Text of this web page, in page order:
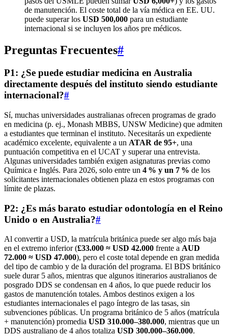
de manutención. El coste total de la vía médica en EE. UU.
puede superar los USD 500,000 para un estudiante
internacional si se incluyen los años pre médicos.
Preguntas Frecuentes#
P1: ¿Se puede estudiar medicina en Australia
directamente después del instituto siendo estudiante
internacional?#
Sí, muchas universidades australianas ofrecen programas de grado
en medicina (p. ej., Monash MBBS, UNSW Medicine) que admiten
a estudiantes que terminan el instituto. Necesitarás un expediente
académico excelente, equivalente a un ATAR de 95+, una
puntuación competitiva en el UCAT y superar una entrevista.
Algunas universidades también exigen asignaturas previas como
Química e Inglés. Para 2026, solo entre un 4 % y un 7 % de los
solicitantes internacionales obtienen plaza en estos programas con
límite de plazas.
P2: ¿Es más barato estudiar odontología en el Reino
Unido o en Australia?#
Al convertir a USD, la matrícula británica puede ser algo más baja
en el extremo inferior (£33.000 ≈ USD 42.000 frente a AUD
72.000 ≈ USD 47.000), pero el coste total depende en gran medida
del tipo de cambio y de la duración del programa. El BDS británico
suele durar 5 años, mientras que algunos itinerarios australianos de
posgrado DDS se condensan en 4 años, lo que puede reducir los
gastos de manutención totales. Ambos destinos exigen a los
estudiantes internacionales el pago íntegro de las tasas, sin
subvenciones públicas. Un programa británico de 5 años (matrícula
+ manutención) promedia USD 310.000–380.000, mientras que un
DDS australiano de 4 años totaliza USD 300.000–360.000.